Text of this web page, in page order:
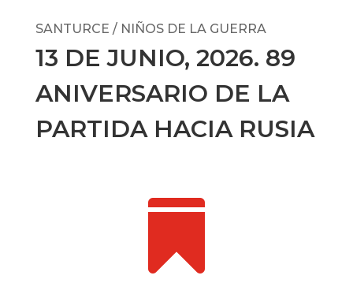
SANTURCE / NIÑOS DE LA GUERRA
13 DE JUNIO, 2026. 89
ANIVERSARIO DE LA
PARTIDA HACIA RUSIA
